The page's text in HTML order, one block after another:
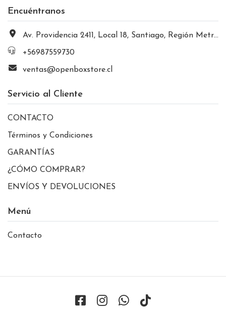
Encuéntranos
Av. Providencia 2411, Local 18, Santiago, Región Metropolitana, Chile
+56987559730
ventas@openboxstore.cl
Servicio al Cliente
CONTACTO
Términos y Condiciones
GARANTÍAS
¿CÓMO COMPRAR?
ENVÍOS Y DEVOLUCIONES
Menú
Contacto